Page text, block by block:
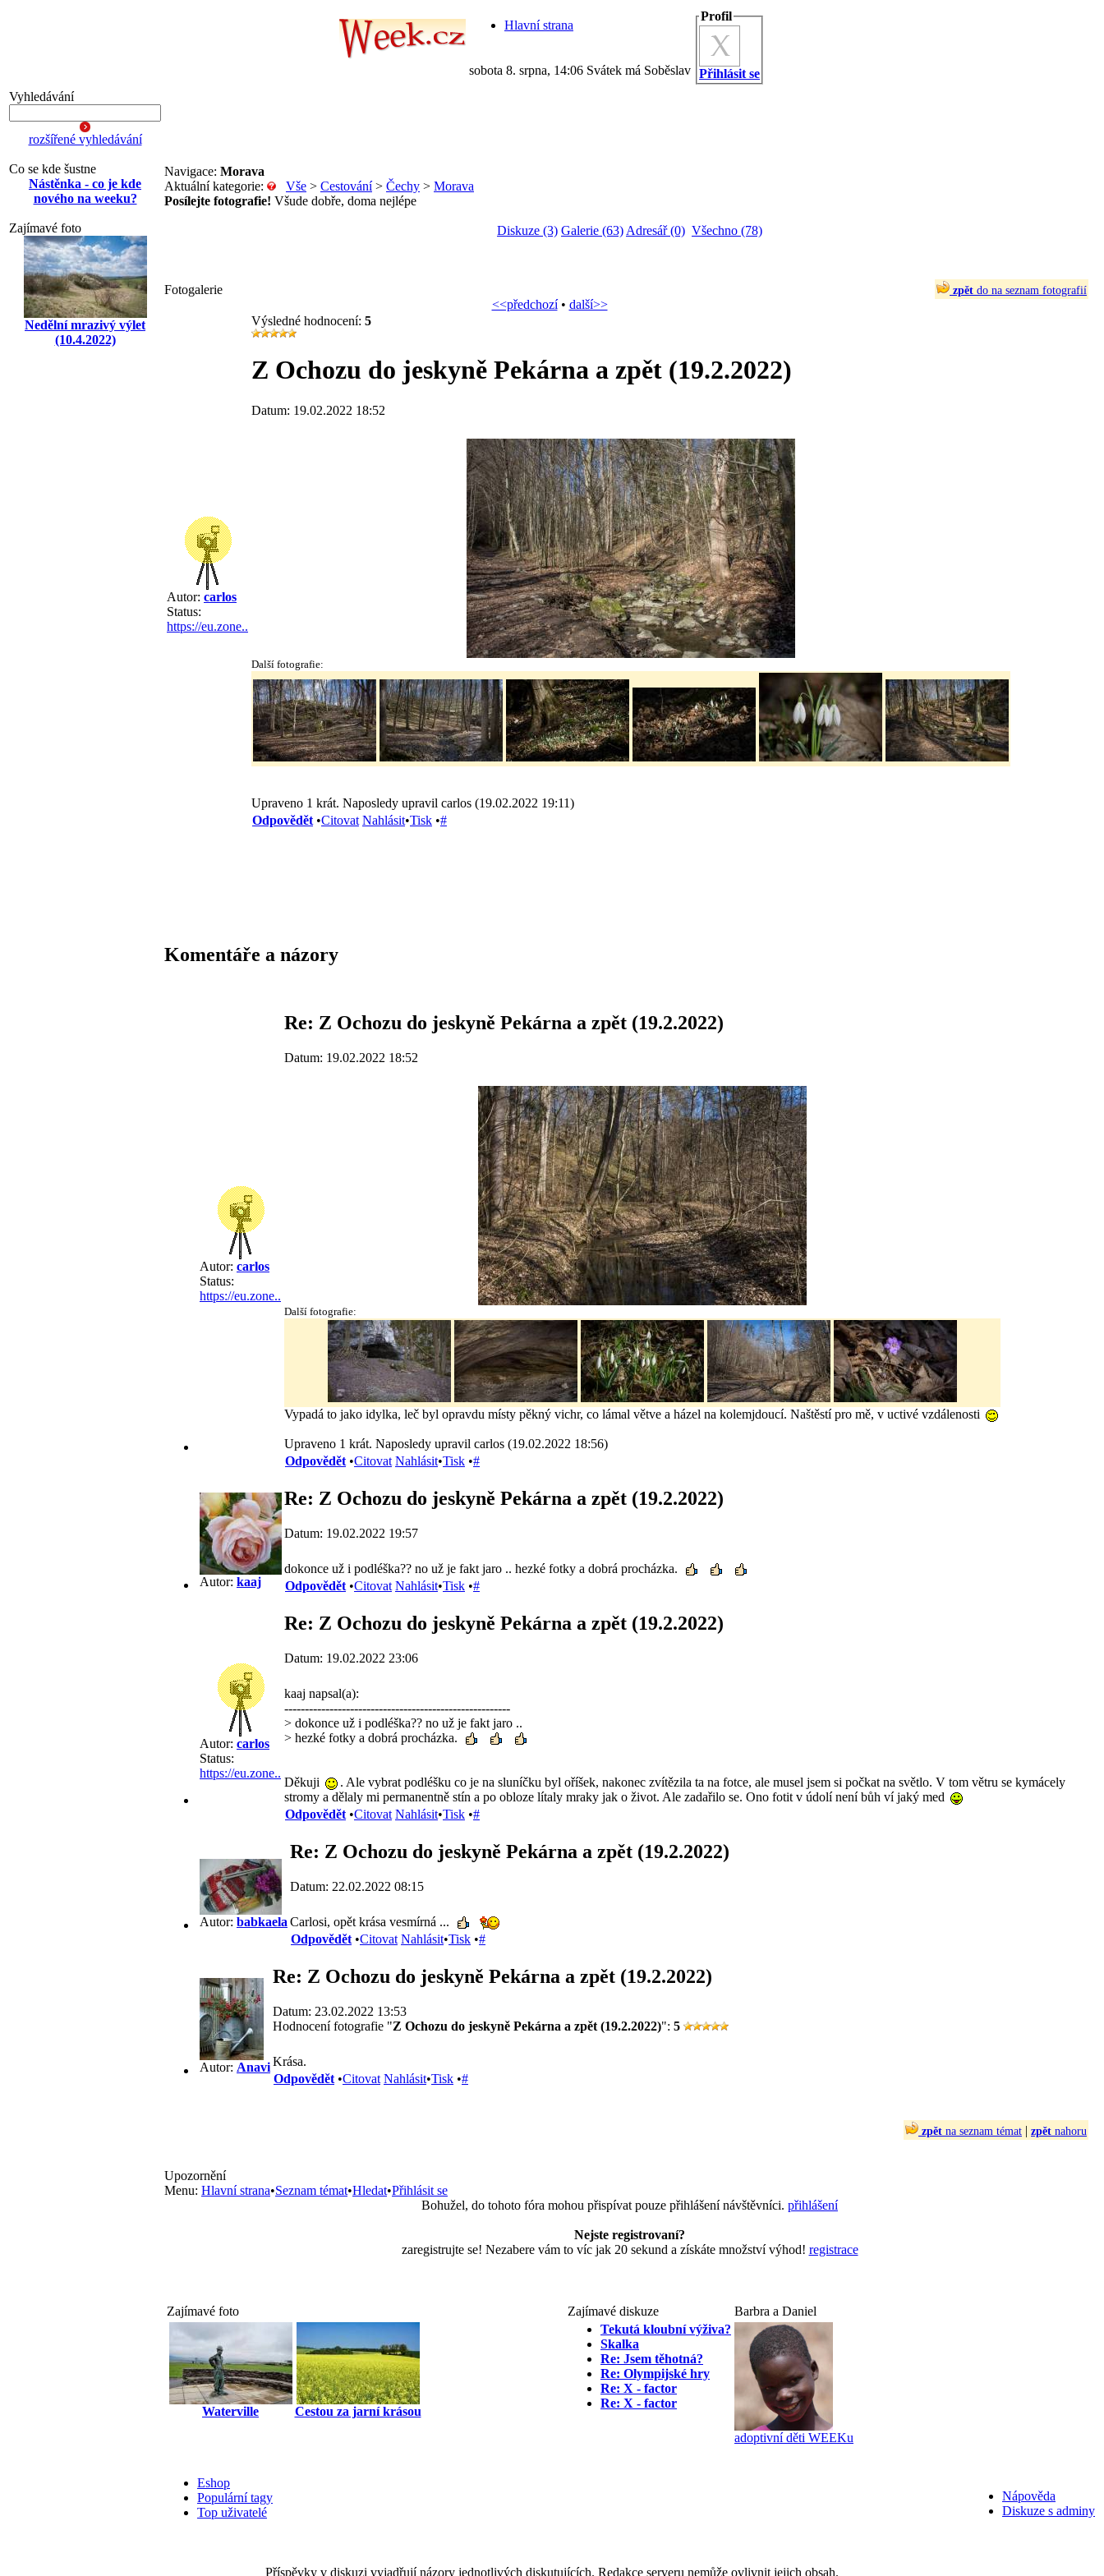
Hlavní strana
sobota 8. srpna, 14:06 Svátek má Soběslav
Profil
Přihlásit se
Vyhledávání
rozšířené vyhledávání
Co se kde šustne
Nástěnka - co je kde
nového na weeku?
Zajímavé foto
Nedělní mrazivý výlet
(10.4.2022)
Navigace: Morava
Aktuální kategorie:
Vše > Cestování> Čechy > Morava
Posílejte fotografie! Všude dobře, doma nejlépe
Diskuze (3) Galerie (63) Adresář (0) Všechno (78)
zpět do na seznam fotografií
Fotogalerie
<<předchozí• další>>
Autor: carlos
Status:
https://eu.zone..
Výsledné hodnocení: 5
Z Ochozu do jeskyně Pekárna a zpět (19.2.2022)
Datum: 19.02.2022 18:52
Další fotografie:
Upraveno 1 krát. Naposledy upravil carlos (19.02.2022 19:11)
Odpovědět •Citovat Nahlásit•Tisk •#
Komentáře a názory
Autor: carlos
Status:
https://eu.zone..
Re: Z Ochozu do jeskyně Pekárna a zpět (19.2.2022)
Datum: 19.02.2022 18:52
Další fotografie:
Vypadá to jako idylka, leč byl opravdu místy pěkný vichr, co lámal větve a házel na kolemjdoucí. Naštěstí pro mě, v uctivé vzdálenosti
Upraveno 1 krát. Naposledy upravil carlos (19.02.2022 18:56)
Odpovědět •Citovat Nahlásit•Tisk •#
Autor: kaaj
Re: Z Ochozu do jeskyně Pekárna a zpět (19.2.2022)
Datum: 19.02.2022 19:57
dokonce už i podléška?? no už je fakt jaro .. hezké fotky a dobrá procházka.
Odpovědět •Citovat Nahlásit•Tisk •#
Autor: carlos
Status:
https://eu.zone..
Re: Z Ochozu do jeskyně Pekárna a zpět (19.2.2022)
Datum: 19.02.2022 23:06
kaaj napsal(a):
-------------------------------------------------------
> dokonce už i podléška?? no už je fakt jaro ..
> hezké fotky a dobrá procházka.
Děkuji
. Ale vybrat podléšku co je na sluníčku byl oříšek, nakonec zvítězila ta na fotce, ale musel jsem si počkat na světlo. V tom větru se kymácely
stromy a dělaly mi permanentně stín a po obloze lítaly mraky jak o život. Ale zadařilo se. Ono fotit v údolí není bůh ví jaký med
Odpovědět •Citovat Nahlásit•Tisk •#
Autor: babkaela
Re: Z Ochozu do jeskyně Pekárna a zpět (19.2.2022)
Datum: 22.02.2022 08:15
Carlosi, opět krása vesmírná ...
Odpovědět •Citovat Nahlásit•Tisk •#
Autor: Anavi
Re: Z Ochozu do jeskyně Pekárna a zpět (19.2.2022)
Datum: 23.02.2022 13:53
Hodnocení fotografie "Z Ochozu do jeskyně Pekárna a zpět (19.2.2022)": 5
Krása.
Odpovědět •Citovat Nahlásit•Tisk •#
zpět na seznam témat | zpět nahoru
Upozornění
Menu: Hlavní strana•Seznam témat•Hledat•Přihlásit se
Bohužel, do tohoto fóra mohou přispívat pouze přihlášení návštěvníci. přihlášení
Nejste registrovaní?
zaregistrujte se! Nezabere vám to víc jak 20 sekund a získáte množství výhod! registrace
Zajímavé foto Zajímavé diskuze Barbra a Daniel
Waterville Cestou za jarní krásou
Tekutá kloubní výživa?
Skalka
Re: Jsem těhotná?
Re: Olympijské hry
Re: X - factor
Re: X - factor
adoptivní děti WEEKu
Nápověda
Diskuze s adminy
Eshop
Populární tagy
Top uživatelé
Příspěvky v diskuzi vyjadřují názory jednotlivých diskutujících. Redakce serveru nemůže ovlivnit jejich obsah.